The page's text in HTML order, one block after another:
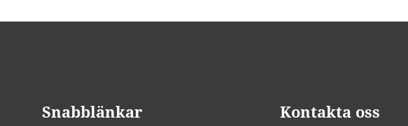
Snabblänkar Kontakta oss